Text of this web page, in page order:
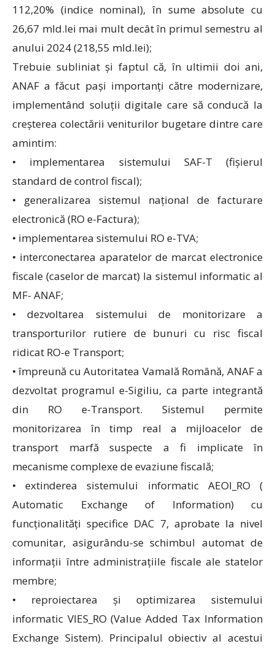
112,20% (indice nominal), în sume absolute cu
26,67 mld.lei mai mult decât în primul semestru al
anului 2024 (218,55 mld.lei);
Trebuie subliniat și faptul că, în ultimii doi ani,
ANAF a făcut pași importanți către modernizare,
implementând soluții digitale care să conducă la
creșterea colectării veniturilor bugetare dintre care
amintim:
• implementarea sistemului SAF-T (fișierul
standard de control fiscal);
• generalizarea sistemul național de facturare
electronică (RO e-Factura);
• implementarea sistemului RO e-TVA;
• interconectarea aparatelor de marcat electronice
fiscale (caselor de marcat) la sistemul informatic al
MF- ANAF;
• dezvoltarea sistemului de monitorizare a
transporturilor rutiere de bunuri cu risc fiscal
ridicat RO-e Transport;
• împreună cu Autoritatea Vamală Română, ANAF a
dezvoltat programul e-Sigiliu, ca parte integrantă
din RO e-Transport. Sistemul permite
monitorizarea în timp real a mijloacelor de
transport marfă suspecte a fi implicate în
mecanisme complexe de evaziune fiscală;
• extinderea sistemului informatic AEOI_RO (
Automatic Exchange of Information) cu
funcționalități specifice DAC 7, aprobate la nivel
comunitar, asigurându-se schimbul automat de
informații între administrațiile fiscale ale statelor
membre;
• reproiectarea și optimizarea sistemului
informatic VIES_RO (Value Added Tax Information
Exchange Sistem). Principalul obiectiv al acestui